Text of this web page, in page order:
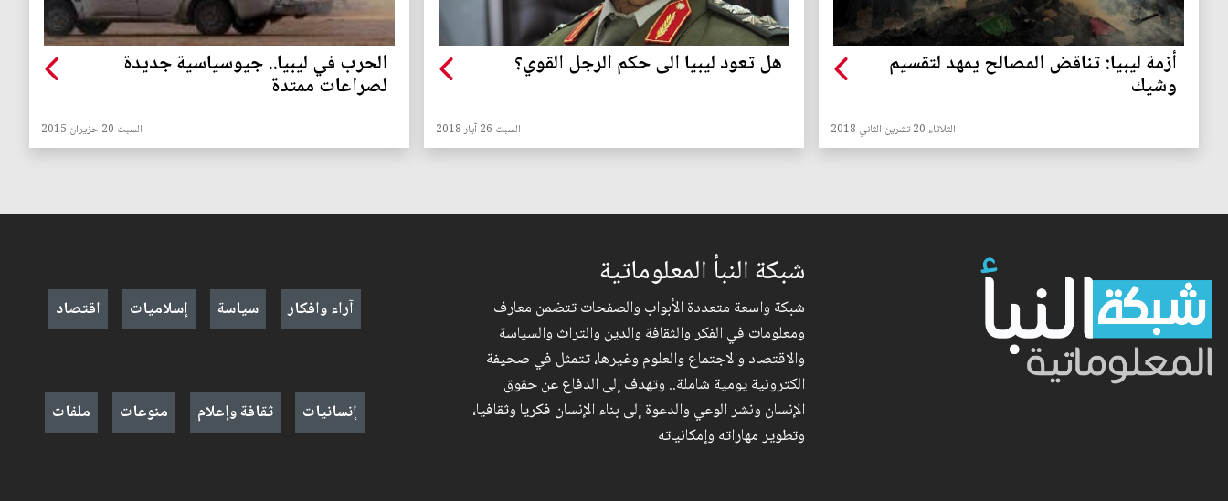
أزمة ليبيا: تناقض المصالح يمهد لتقسيم
وشيك
الثلاثاء 20 تشرين الثاني 2018
هل تعود ليبيا الى حكم الرجل القوي؟
السبت 26 آيار 2018
الحرب في ليبيا.. جيوسياسية جديدة
لصراعات ممتدة
السبت 20 حزيران 2015
شبكة النبأ المعلوماتية
شبكة واسعة متعددة الأبواب والصفحات تتضمن معارف
ومعلومات في الفكر والثقافة والدين والتراث والسياسة
والاقتصاد والاجتماع والعلوم وغيرها، تتمثل في صحيفة
الكترونية يومية شاملة.. وتهدف إلى الدفاع عن حقوق
الإنسان ونشر الوعي والدعوة إلى بناء الإنسان فكريا وثقافيا،
وتطوير مهاراته وإمكانياته
آراء وافكار سياسة إسلاميات اقتصاد
إنسانيات ثقافة وإعلام منوعات ملفات